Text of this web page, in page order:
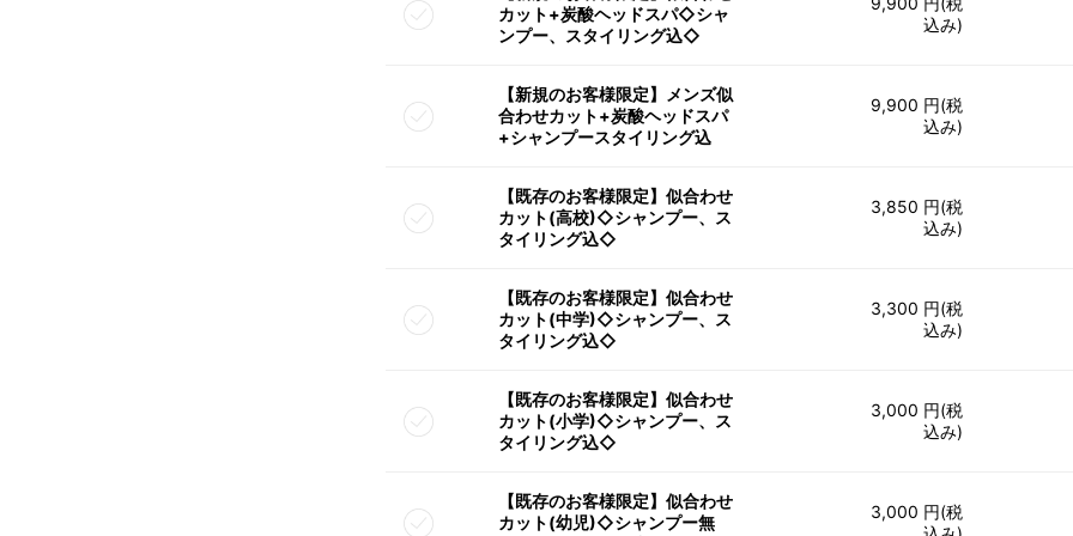
カット+炭酸ヘッドスパ◇シャ
ンプー、スタイリング込◇
込み)
【新規のお客様限定】メンズ似
合わせカット+炭酸ヘッドスパ
+シャンプースタイリング込
9,900 円(税
込み)
【既存のお客様限定】似合わせ
カット(高校)◇シャンプー、ス
タイリング込◇
3,850 円(税
込み)
【既存のお客様限定】似合わせ
カット(中学)◇シャンプー、ス
タイリング込◇
3,300 円(税
込み)
【既存のお客様限定】似合わせ
カット(小学)◇シャンプー、ス
タイリング込◇
3,000 円(税
込み)
【既存のお客様限定】似合わせ
カット(幼児)◇シャンプー無
3,000 円(税